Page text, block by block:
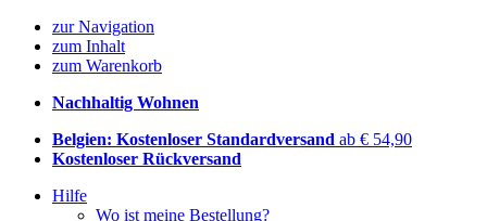
zur Navigation
zum Inhalt
zum Warenkorb
Nachhaltig Wohnen
Belgien: Kostenloser Standardversand ab € 54,90
Kostenloser Rückversand
Hilfe
Wo ist meine Bestellung?